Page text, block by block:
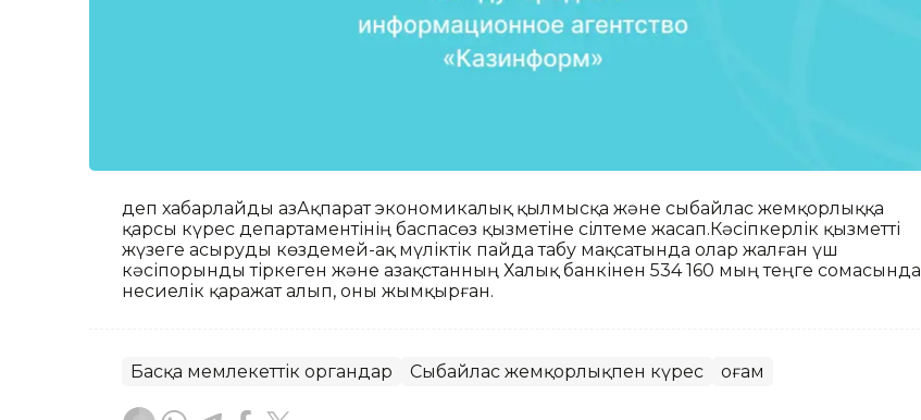
деп хабарлайды ҚазАқпарат экономикалық қылмысқа және сыбайлас жемқорлыққа
қарсы күрес департаментінің баспасөз қызметіне сілтеме жасап.Кәсіпкерлік қызметті
жүзеге асыруды көздемей-ақ мүліктік пайда табу мақсатында олар жалған үш
кәсіпорынды тіркеген және Қазақстанның Халық банкінен 534 160 мың теңге сомасында
несиелік қаражат алып, оны жымқырған.
Басқа мемлекеттік органдар Сыбайлас жемқорлықпен күрес Қоғам